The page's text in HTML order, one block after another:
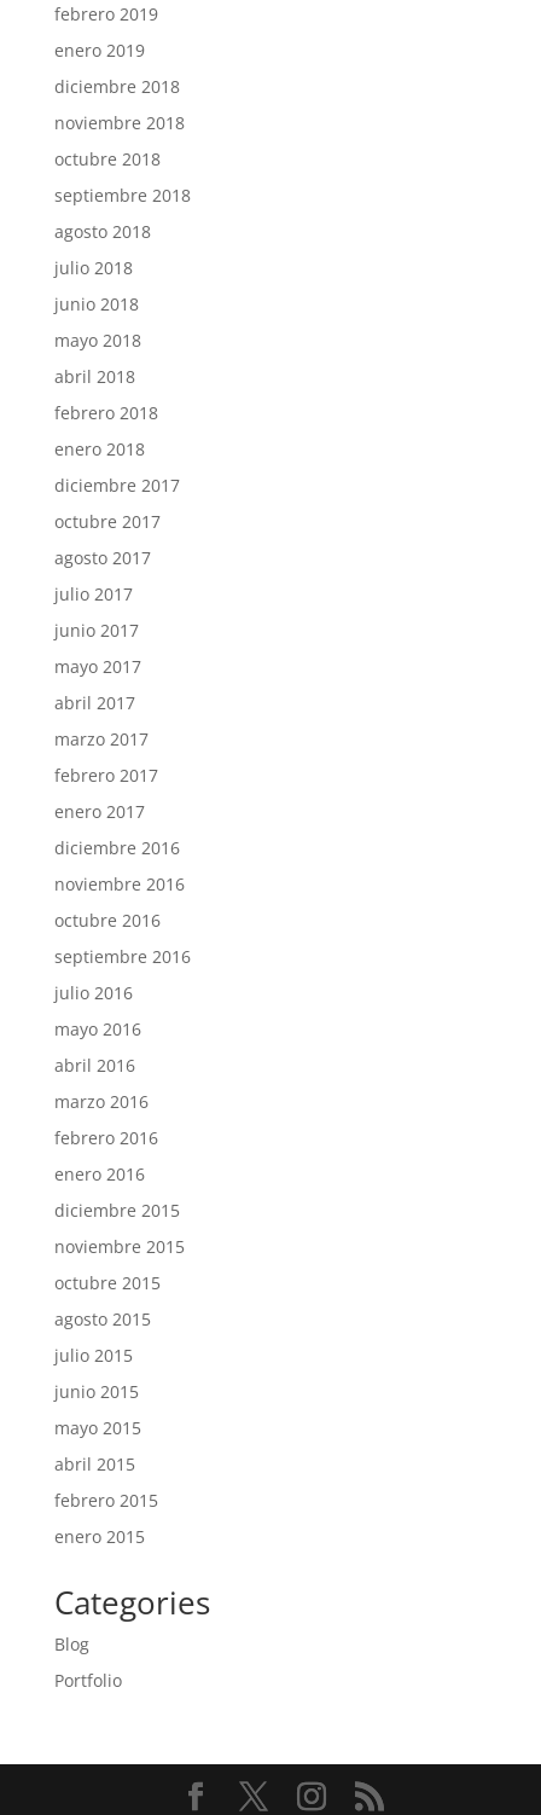
febrero 2019
enero 2019
diciembre 2018
noviembre 2018
octubre 2018
septiembre 2018
agosto 2018
julio 2018
junio 2018
mayo 2018
abril 2018
febrero 2018
enero 2018
diciembre 2017
octubre 2017
agosto 2017
julio 2017
junio 2017
mayo 2017
abril 2017
marzo 2017
febrero 2017
enero 2017
diciembre 2016
noviembre 2016
octubre 2016
septiembre 2016
julio 2016
mayo 2016
abril 2016
marzo 2016
febrero 2016
enero 2016
diciembre 2015
noviembre 2015
octubre 2015
agosto 2015
julio 2015
junio 2015
mayo 2015
abril 2015
febrero 2015
enero 2015
Categories
Blog
Portfolio